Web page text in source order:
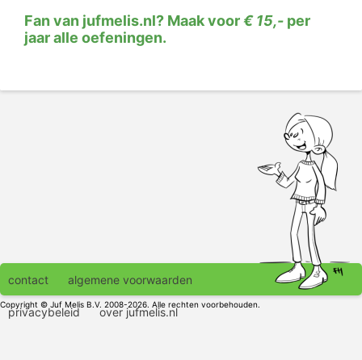
Fan van jufmelis.nl? Maak voor€ 15,- per
jaar alle oefeningen.
contact algemene voorwaarden
privacybeleid over jufmelis.nl
Copyright © Juf Melis B.V. 2008-2026. Alle rechten voorbehouden.